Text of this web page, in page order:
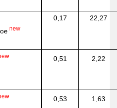
new
0,17 22,27
0,51 2,22
0,53 1,63